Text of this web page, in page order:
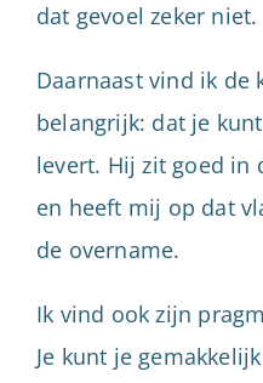
dat gevoel zeker niet.
Daarnaast vind ik de
belangrijk: dat je
levert. Hij zit goed in
en heeft mij op dat
de overname.
Ik vind ook zijn
Je kunt je